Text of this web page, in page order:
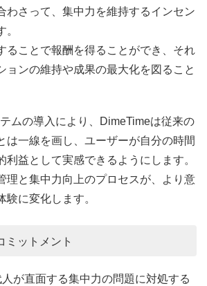
わさって、集中力を維持するインセン
ることで報酬を得ることができ、それ
ョンの維持や成果の最大化を図ること
ムの導入により、DimeTimeは従来の
は一線を画し、ユーザーが自分の時間
利益として実感できるようにします。
理と集中力向上のプロセスが、より意
験に変化します。
ミットメント
が直面する集中力の問題に対処する